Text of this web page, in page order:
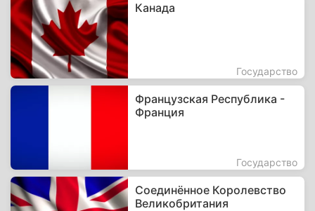
Канада
Государство
Французская Республика -
Франция
Государство
Соединённое Королевство
Великобритания